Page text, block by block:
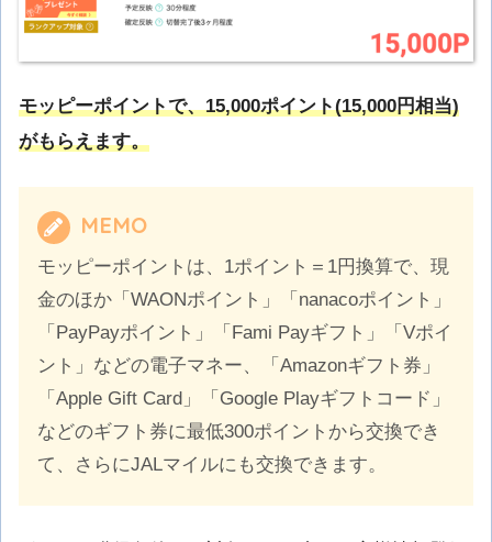
モッピーポイントで、15,000ポイント(15,000円相当)
がもらえます。
MEMO
モッピーポイントは、1ポイント＝1円換算で、現
金のほか「WAONポイント」「nanacoポイント」
「PayPayポイント」「Fami Payギフト」「Vポイ
ント」などの電子マネー、「Amazonギフト券」
「Apple Gift Card」「Google Playギフトコード」
などのギフト券に最低300ポイントから交換でき
て、さらにJALマイルにも交換できます。